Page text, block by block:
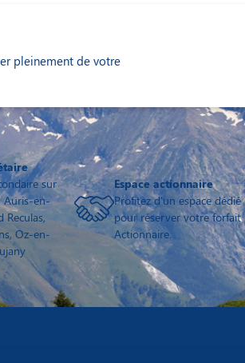
pleinement de votre
sur
Auris-en-
Reculas,
Oz-en-
Espace actionnaire
Profitez d'un espace dédié
pour réserver votre forfait
Actionnaire.